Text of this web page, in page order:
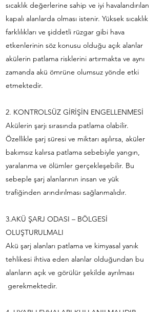
sıcaklık değerlerine sahip ve iyi havalandırılan
kapalı alanlarda olması istenir. Yüksek sıcaklık
farklılıkları ve şiddetli rüzgar gibi hava
etkenlerinin söz konusu olduğu açık alanlar
akülerin patlama risklerini artırmakta ve aynı
zamanda akü ömrüne olumsuz yönde etki
etmektedir.
2. KONTROLSÜZ GİRİŞİN ENGELLENMESİ
Akülerin şarjı sırasında patlama olabilir.
Özellikle şarj süresi ve miktarı aşılırsa, aküler
bakımsız kalırsa patlama sebebiyle yangın,
yaralanma ve ölümler gerçekleşebilir. Bu
sebeple şarj alanlarının insan ve yük
trafiğinden arındırılması sağlanmalıdır.
3.AKÜ ŞARJ ODASI – BÖLGESİ
OLUŞTURULMALI
Akü şarj alanları patlama ve kimyasal yanık
tehlikesi ihtiva eden alanlar olduğundan bu
alanların açık ve görülür şekilde ayrılması
gerekmektedir.